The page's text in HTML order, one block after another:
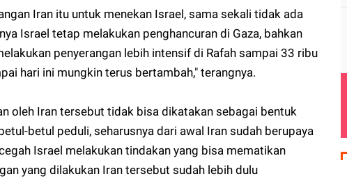
Iran itu untuk menekan Israel, sama sekali tidak ada
Israel tetap melakukan penghancuran di Gaza, bahkan
penyerangan lebih intensif di Rafah sampai 33 ribu
hari ini mungkin terus bertambah," terangnya.
oleh Iran tersebut tidak bisa dikatakan sebagai bentuk
betul peduli, seharusnya dari awal Iran sudah berupaya
Israel melakukan tindakan yang bisa mematikan
yang dilakukan Iran tersebut sudah lebih dulu